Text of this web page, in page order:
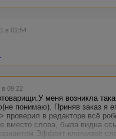
в 01:54
09:22
меня возникла
понимаю). Приняв заказ я
проверил в редакторе всё
вместо слова, была видна
ключивоё